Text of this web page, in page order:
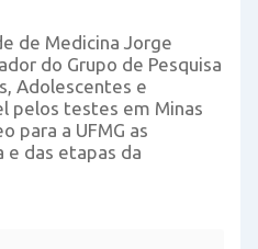
de Medicina Jorge
do Grupo de Pesquisa
Adolescentes e
pelos testes em Minas
para a UFMG as
e das etapas da